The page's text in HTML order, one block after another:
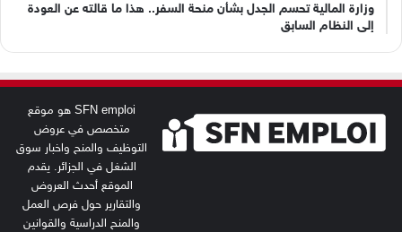
وزارة المالية تحسم الجدل بشأن منحة السفر.. هذا ما قالته عن العودة
إلى النظام السابق
SFN emploi هو موقع
متخصص في عروض
التوظيف والمنح واخبار سوق
الشغل في الجزائر. يقدم
الموقع أحدث العروض
والتقارير حول فرص العمل
والمنح الدراسية والقوانين